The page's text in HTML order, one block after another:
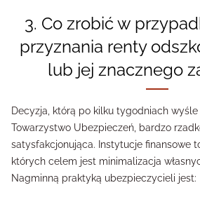
3. Co zrobić w przypadku odmowy
przyznania renty
lub jej znacznego
Decyzja, którą po kilku tygodniach
Towarzystwo Ubezpieczeń, bardzo
satysfakcjonująca. Instytucje finansowe
których celem jest minimalizacja
Nagminną praktyką ubezpieczycieli jest: